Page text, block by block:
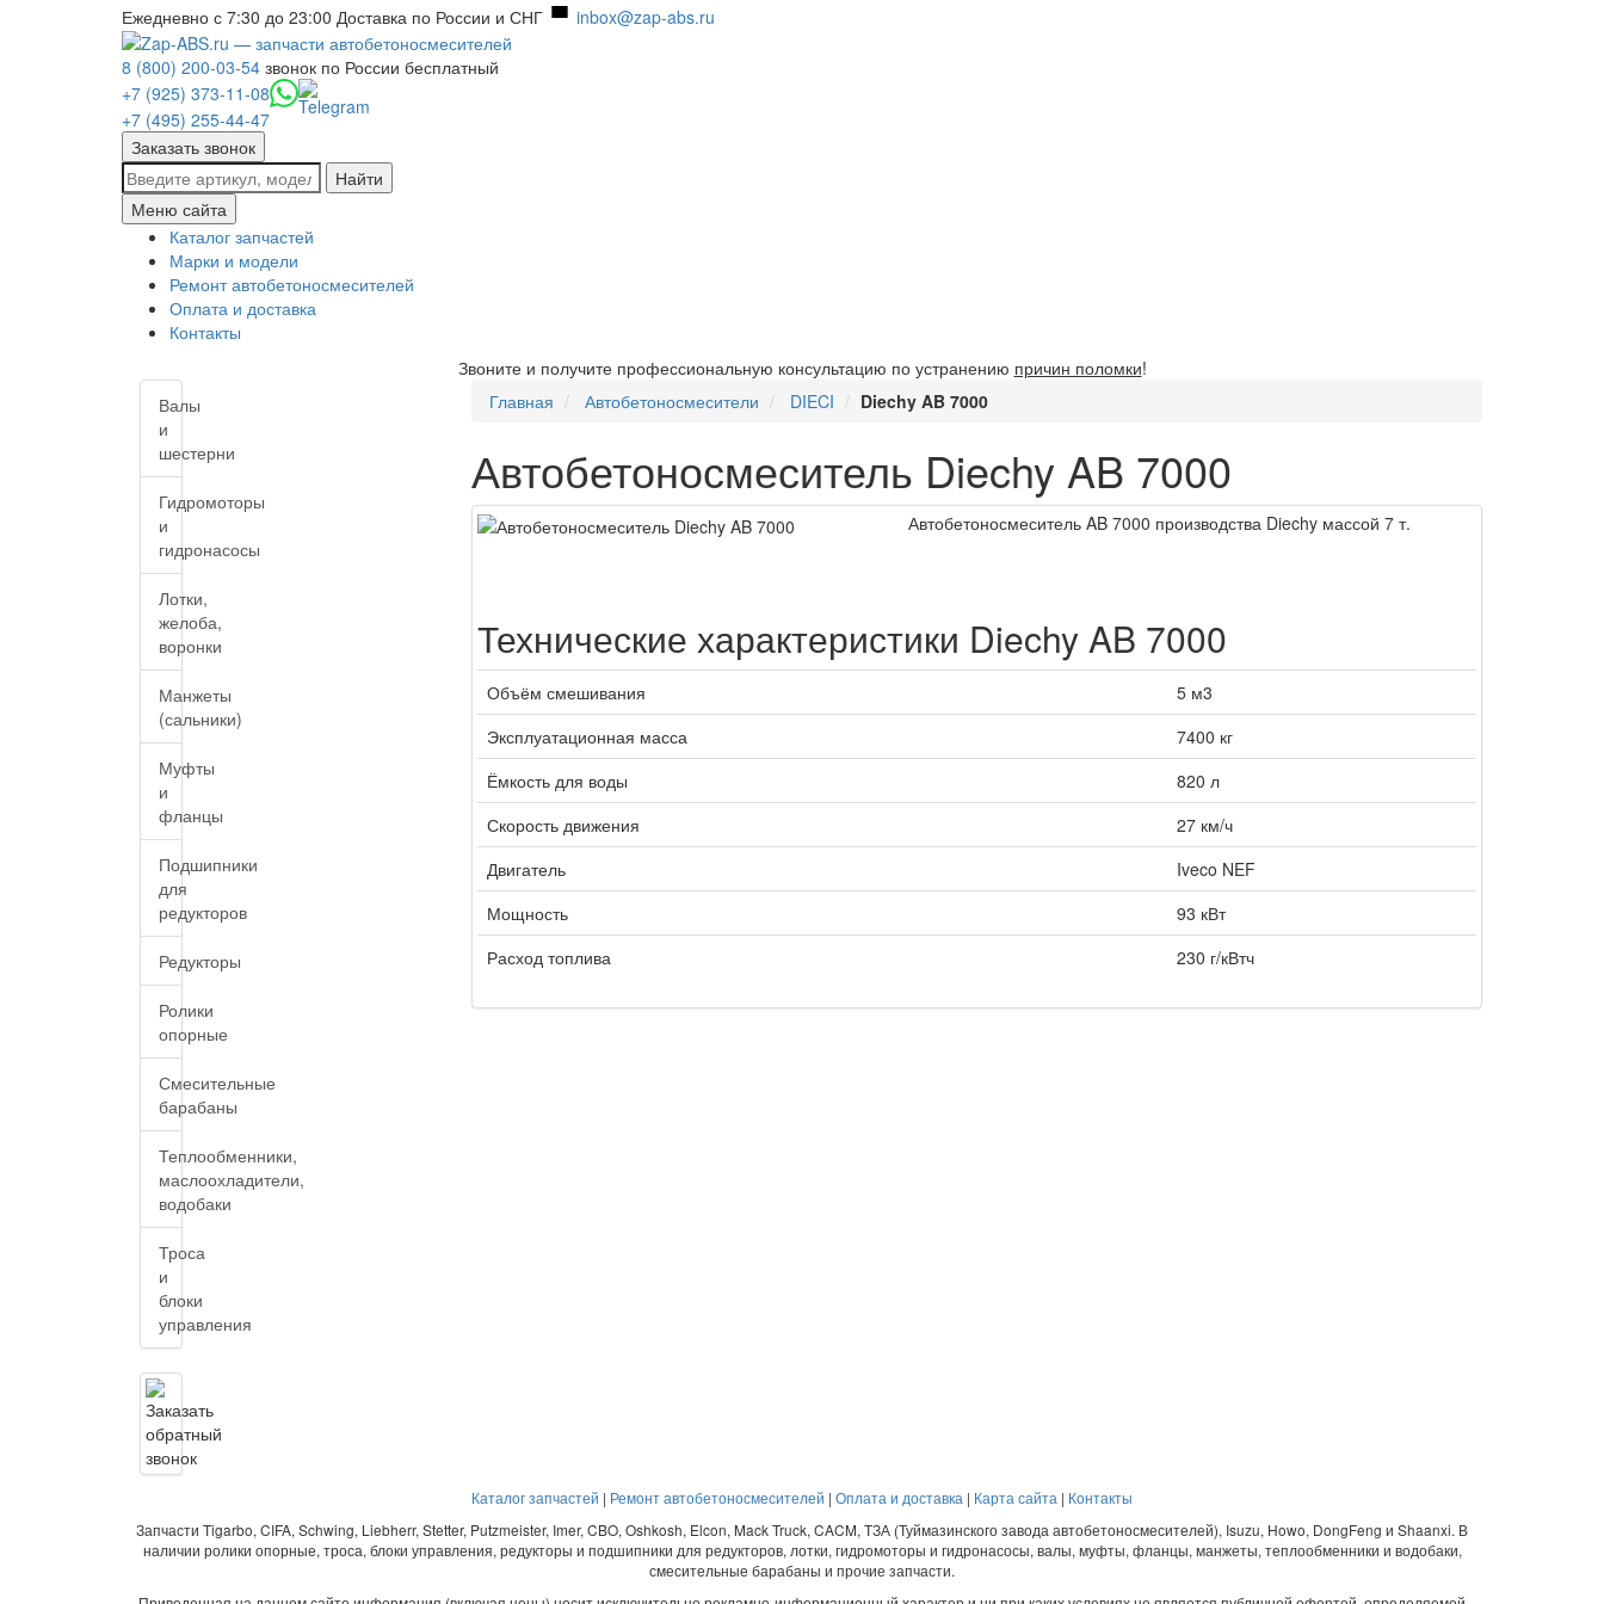
Ежедневно с 7:30 до 23:00 Доставка по России и СНГ inbox@zap-abs.ru
8 (800) 200-03-54 звонок по России бесплатный
+7 (925) 373-11-08
+7 (495) 255-44-47
Заказать звонок
Найти
Меню сайта
Каталог запчастей
Марки и модели
Ремонт автобетоносмесителей
Оплата и доставка
Контакты
Звоните и получите профессиональную консультацию по устранению причин поломки!
Валы
и
шестерни
Гидромоторы
и
гидронасосы
Лотки,
желоба,
воронки
Манжеты
(сальники)
Муфты
и
фланцы
Подшипники
для
редукторов
Редукторы
Ролики
опорные
Смесительные
барабаны
Теплообменники,
маслоохладители,
водобаки
Троса
и
блоки
управления
Главная Автобетоносмесители DIECI Diechy AB 7000
Автобетоносмеситель Diechy AB 7000
Автобетоносмеситель AB 7000 производства Diechy массой 7 т.
Технические характеристики Diechy AB 7000
Объём смешивания
5 м3
Эксплуатационная масса
7400 кг
Ёмкость для воды
820 л
Скорость движения
27 км/ч
Двигатель
Iveco NEF
Мощность
93 кВт
Расход топлива
230 г/кВтч
Каталог запчастей | Ремонт автобетоносмесителей | Оплата и доставка | Карта сайта | Контакты
Запчасти Tigarbo, CIFA, Schwing, Liebherr, Stetter, Putzmeister, Imer, CBO, Oshkosh, Elcon, Mack Truck, CACM, ТЗА (Туймазинского завода автобетоносмесителей), Isuzu, Howo, DongFeng и Shaanxi. В
наличии ролики опорные, троса, блоки управления, редукторы и подшипники для редукторов, лотки, гидромоторы и гидронасосы, валы, муфты, фланцы, манжеты, теплообменники и водобаки,
смесительные барабаны и прочие запчасти.